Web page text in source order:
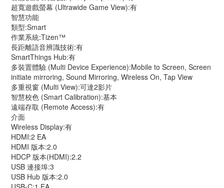
超寬遊戲螢幕 (Ultrawide Game View):有
智慧功能
類型:Smart
作業系統:Tizen™
長距離語音辨識技術:有
SmartThings Hub:有
多裝置體驗 (Multi Device Experience):Mobile to Screen, Screen
initiate mirroring, Sound Mirroring, Wireless On, Tap View
多重視窗 (Multi View):可達2影片
智慧校色 (Smart Calibration):基本
遠端存取 (Remote Access):有
介面
Wireless Display:有
HDMI:2 EA
HDMI 版本:2.0
HDCP 版本(HDMI):2.2
USB 連接埠:3
USB Hub 版本:2.0